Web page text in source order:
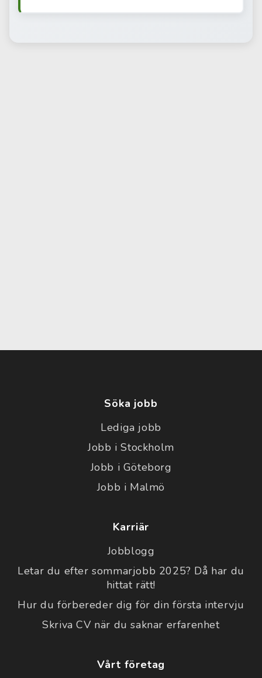
Söka jobb
Lediga jobb
Jobb i Stockholm
Jobb i Göteborg
Jobb i Malmö
Karriär
Jobblogg
Letar du efter sommarjobb 2025? Då har du
hittat rätt!
Hur du förbereder dig för din första intervju
Skriva CV när du saknar erfarenhet
Vårt företag